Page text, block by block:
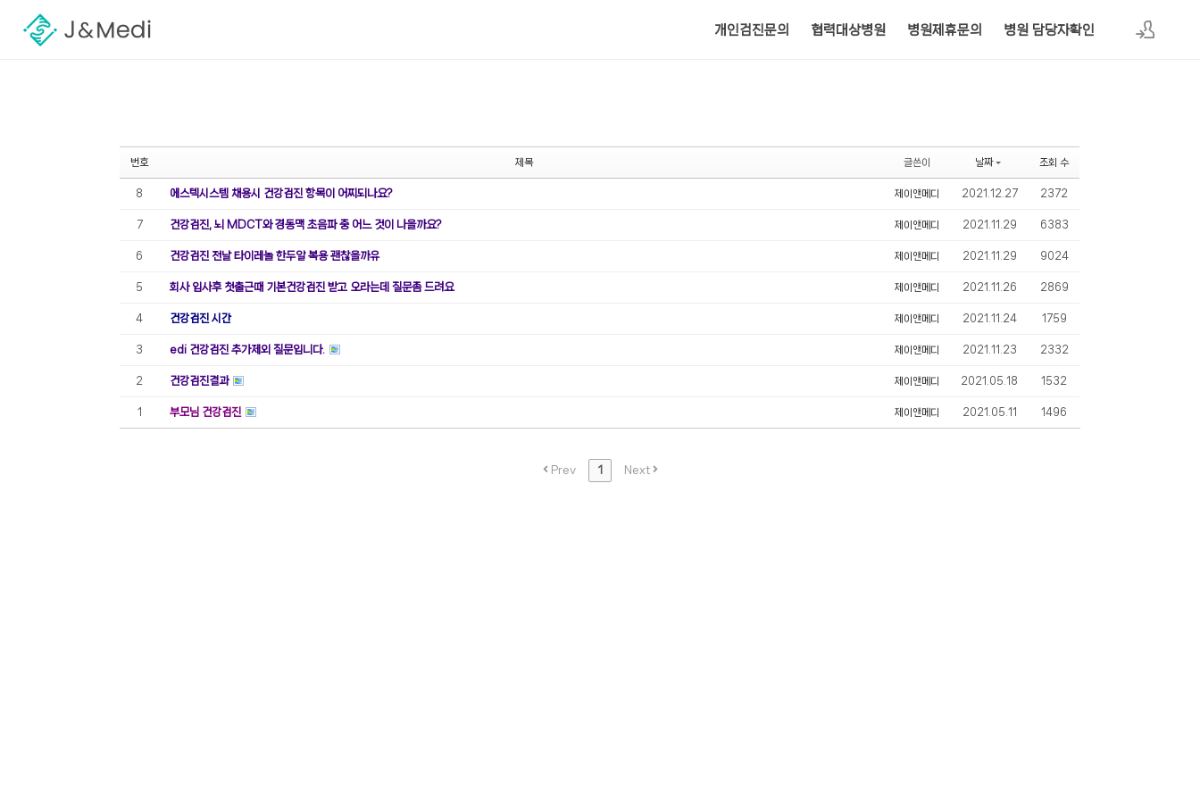
개인검진문의 협력대상병원 병원제휴문의 병원 담당자확인
번호 제목 글쓴이 날짜 조회 수
8 에스텍시스템 채용시 건강검진 항목이 어찌되나요? 제이앤메디 2021.12.27 2372
7 건강검진, 뇌 MDCT와 경동맥 초음파 중 어느 것이 나을까요? 제이앤메디 2021.11.29 6383
6 건강검진 전날 타이레놀 한두알 복용 괜찮을까유 제이앤메디 2021.11.29 9024
5 회사 입사후 첫출근때 기본건강검진 받고 오라는데 질문좀 드려요 제이앤메디 2021.11.26 2869
4 건강검진 시간 제이앤메디 2021.11.24 1759
3 edi 건강검진 추가제외 질문입니다. 제이앤메디 2021.11.23 2332
2 건강검진결과 제이앤메디 2021.05.18 1532
1 부모님 건강검진 제이앤메디 2021.05.11 1496
Prev 1 Next